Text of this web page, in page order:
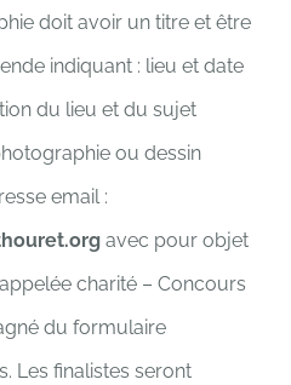
doit avoir un titre et être
indiquant : lieu et date
du lieu et du sujet
ou dessin
email :
avec pour objet
charité – Concours
du formulaire
Les finalistes seront